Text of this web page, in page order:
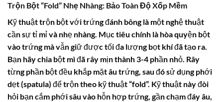
Trộn Bột “Fold” Nhẹ Nhàng: Bảo Toàn Độ Xốp Mềm
Kỹ thuật trộn bột với trứng đánh bông là một nghệ thuật
cần sự tỉ mỉ và nhẹ nhàng. Mục tiêu chính là hòa quyện bột
vào trứng mà vẫn giữ được tối đa lượng bọt khí đã tạo ra.
Bạn hãy chia bột mì đã rây mịn thành 3-4 phần nhỏ. Rây
từng phần bột đều khắp mặt âu trứng, sau đó sử dụng phới
dẹt (spatula) để trộn theo kỹ thuật “fold”. Kỹ thuật này đòi
hỏi bạn cắm phới sâu vào hỗn hợp trứng, gần chạm đáy âu,